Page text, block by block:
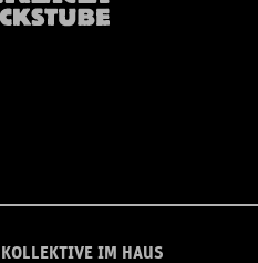
KOLLEKTIVE IM HAUS